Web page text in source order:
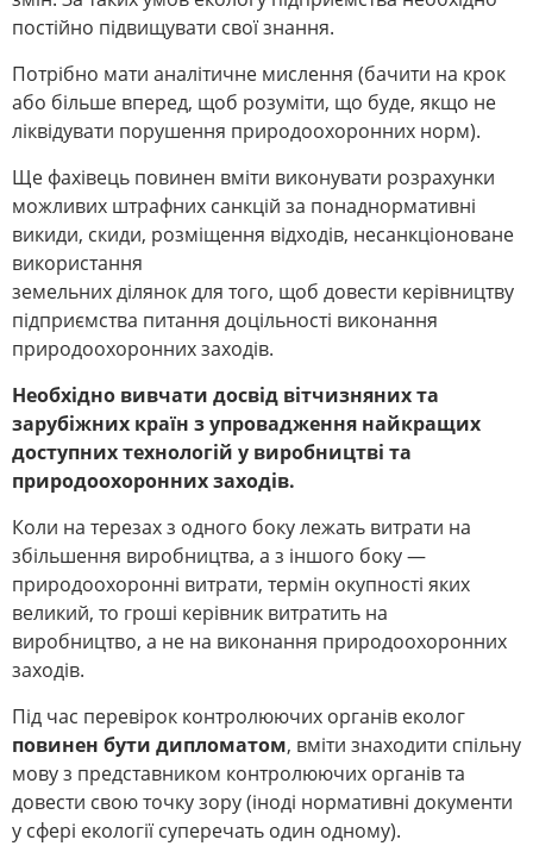
постійно підвищувати свої знання.
Потрібно мати аналітичне мислення (бачити на крок
або більше вперед, щоб розуміти, що буде, якщо не
ліквідувати порушення природоохоронних норм).
Ще фахівець повинен вміти виконувати розрахунки
можливих штрафних санкцій за понаднормативні
викиди, скиди, розміщення відходів, несанкціоноване
використання
земельних ділянок для того, щоб довести керівництву
підприємства питання доцільності виконання
природоохоронних заходів.
Необхідно вивчати досвід вітчизняних та
зарубіжних країн з упровадження найкращих
доступних технологій у виробництві та
природоохоронних заходів.
Коли на терезах з одного боку лежать витрати на
збільшення виробництва, а з іншого боку —
природоохоронні витрати, термін окупності яких
великий, то гроші керівник витратить на
виробництво, а не на виконання природоохоронних
заходів.
Під час перевірок контролюючих органів еколог
повинен бути дипломатом, вміти знаходити спільну
мову з представником контролюючих органів та
довести свою точку зору (іноді нормативні документи
у сфері екології суперечать один одному).